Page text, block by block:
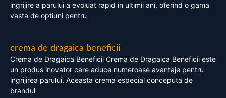
ingrijire a parului a evoluat rapid in ultimii ani, oferind o gama
vasta de optiuni pentru
crema de dragaica beneficii
Crema de Dragaica Beneficii Crema de Dragaica Beneficii este
un produs inovator care aduce numeroase avantaje pentru
ingrijirea parului. Aceasta crema especial conceputa de
brandul